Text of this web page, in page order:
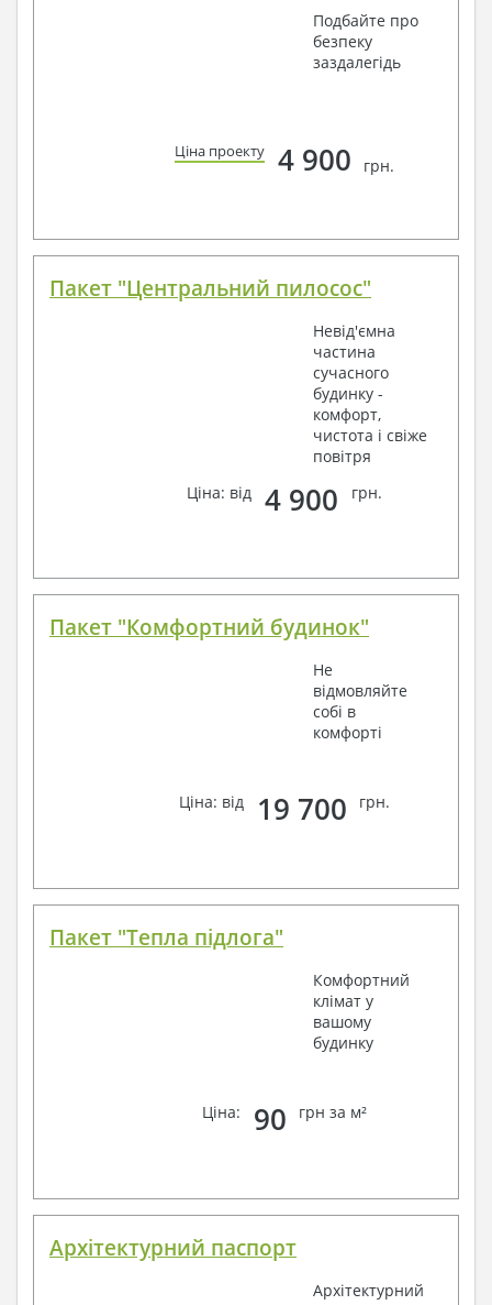
Подбайте про
безпеку
заздалегідь
Ціна проекту 4 900 грн.
Пакет "Центральний пилосос"
Невід'ємна
частина
сучасного
будинку -
комфорт,
чистота і свіже
повітря
Ціна: від
4 900 грн.
Пакет "Комфортний будинок"
Не
відмовляйте
собі в
комфорті
Ціна: від 19 700 грн.
Пакет "Тепла підлога"
Комфортний
клімат у
вашому
будинку
Ціна: 90 грн за м²
Архітектурний паспорт
Архітектурний